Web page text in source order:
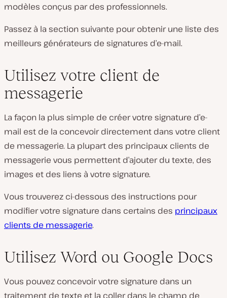
modèles conçus par des professionnels.
Passez à la section suivante pour obtenir une liste des
meilleurs générateurs de signatures d’e-mail.
Utilisez votre client de
messagerie
La façon la plus simple de créer votre signature d’e-
mail est de la concevoir directement dans votre client
de messagerie. La plupart des principaux clients de
messagerie vous permettent d’ajouter du texte, des
images et des liens à votre signature.
Vous trouverez ci-dessous des instructions pour
modifier votre signature dans certains des principaux
clients de messagerie.
Utilisez Word ou Google Docs
Vous pouvez concevoir votre signature dans un
traitement de texte et la coller dans le champ de